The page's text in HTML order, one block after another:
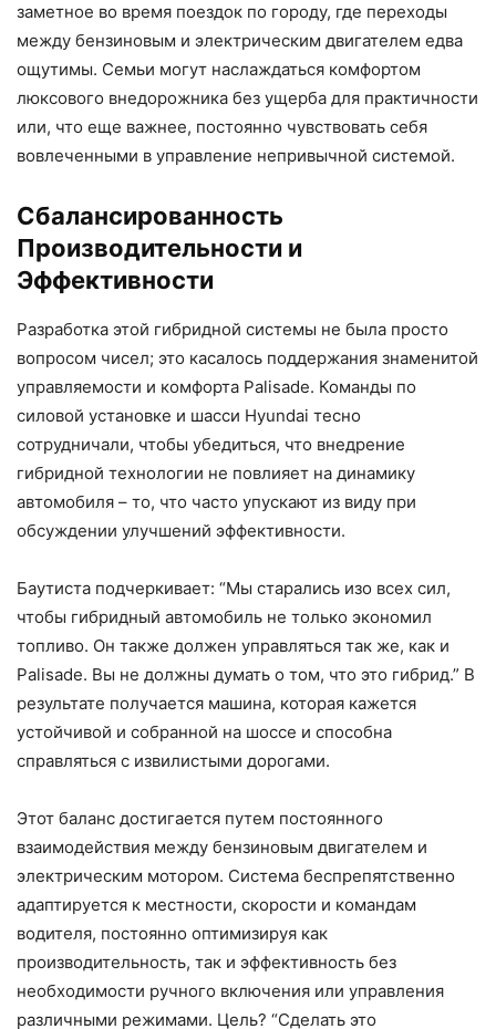
заметное во время поездок по городу, где переходы
между бензиновым и электрическим двигателем едва
ощутимы. Семьи могут наслаждаться комфортом
люксового внедорожника без ущерба для практичности
или, что еще важнее, постоянно чувствовать себя
вовлеченными в управление непривычной системой.
Сбалансированность
Производительности и
Эффективности
Разработка этой гибридной системы не была просто
вопросом чисел; это касалось поддержания знаменитой
управляемости и комфорта Palisade. Команды по
силовой установке и шасси Hyundai тесно
сотрудничали, чтобы убедиться, что внедрение
гибридной технологии не повлияет на динамику
автомобиля – то, что часто упускают из виду при
обсуждении улучшений эффективности.
Баутиста подчеркивает: “Мы старались изо всех сил,
чтобы гибридный автомобиль не только экономил
топливо. Он также должен управляться так же, как и
Palisade. Вы не должны думать о том, что это гибрид.” В
результате получается машина, которая кажется
устойчивой и собранной на шоссе и способна
справляться с извилистыми дорогами.
Этот баланс достигается путем постоянного
взаимодействия между бензиновым двигателем и
электрическим мотором. Система беспрепятственно
адаптируется к местности, скорости и командам
водителя, постоянно оптимизируя как
производительность, так и эффективность без
необходимости ручного включения или управления
различными режимами. Цель? “Сделать это